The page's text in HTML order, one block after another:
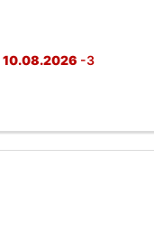
10.08.2026 -3